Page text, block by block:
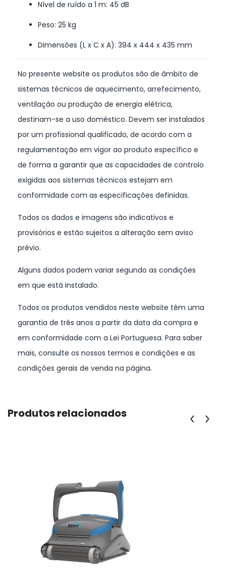
Nível de ruído a 1 m: 45 dB
Peso: 25 kg
Dimensões (L x C x A): 394 x 444 x 435 mm
No presente website os produtos são de âmbito de
sistemas técnicos de aquecimento, arrefecimento,
ventilação ou produção de energia elétrica,
destinam-se a uso doméstico. Devem ser instalados
por um profissional qualificado, de acordo com a
regulamentação em vigor ao produto específico e
de forma a garantir que as capacidades de controlo
exigidas aos sistemas técnicos estejam em
conformidade com as especificações definidas.
Todos os dados e imagens são indicativos e
provisórios e estão sujeitos a alteração sem aviso
prévio.
Alguns dados podem variar segundo as condições
em que está instalado.
Todos os produtos vendidos neste website têm uma
garantia de três anos a partir da data da compra e
em conformidade com a Lei Portuguesa. Para saber
mais, consulte os nossos termos e condições e as
condições gerais de venda na página.
Produtos relacionados